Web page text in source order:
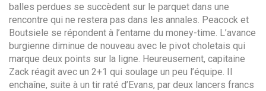
balles perdues se succèdent sur le parquet dans une
rencontre qui ne restera pas dans les annales. Peacock et
Boutsiele se répondent à l’entame du money-time. L’avance
burgienne diminue de nouveau avec le pivot choletais qui
marque deux points sur la ligne. Heureusement, capitaine
Zack réagit avec un 2+1 qui soulage un peu l’équipe. Il
enchaîne, suite à un tir raté d’Evans, par deux lancers francs